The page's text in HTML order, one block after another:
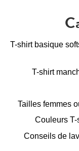
T-shirt basique
T-shirt
Tailles femmes
Couleurs
Conseils de